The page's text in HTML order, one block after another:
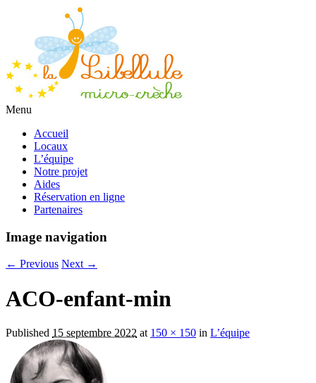
Menu
Accueil
Locaux
L’équipe
Notre projet
Aides
Réservation en ligne
Partenaires
Image navigation
← Previous Next →
ACO-enfant-min
Published 15 septembre 2022 at 150 × 150 in L’équipe